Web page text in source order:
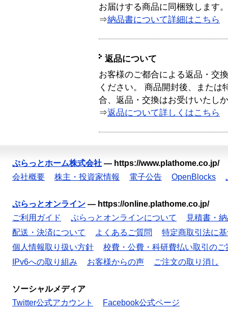
お届けする商品に同梱致します。
⇒納品書について詳細はこちら
返品について
お客様のご都合による返品・交
ください。 商品開封後、または
合、返品・交換はお受けいたし
⇒返品について詳しくはこちら
ぷらっとホーム株式会社 — https://www.plathome.co.jp/
会社概要
株主・投資家情報 電子公告 OpenBlocks
ぷらっとオンライン — https://online.plathome.co.jp/
ご利用ガイド
ぷらっとオンラインについて
見積書・
配送・決済について
よくあるご質問
特定商取引法に
個人情報取り扱い方針
校費・公費・科研費払い取引のご
IPv6への取り組み
お客様からの声 ご注文の取り消し
ソーシャルメディア
Twitter公式アカウント
Facebook公式ページ